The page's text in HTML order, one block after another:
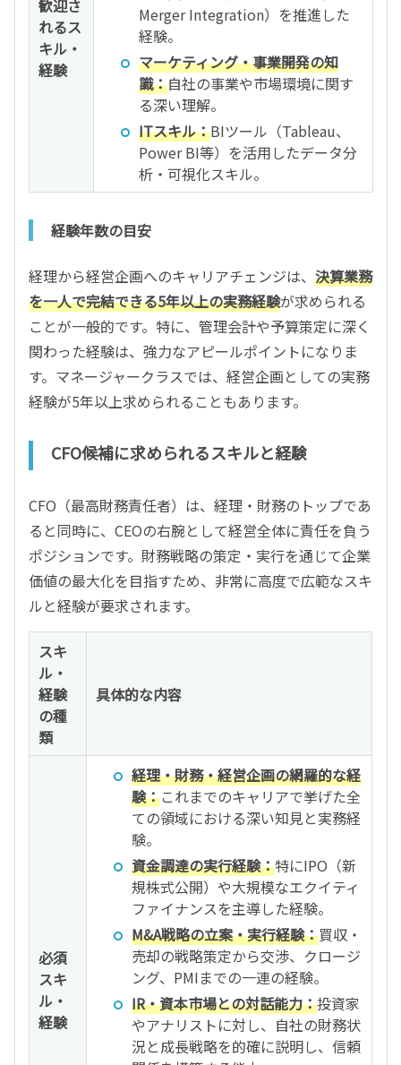
歓迎さ
れるス
キル・
経験
Merger Integration）を推進した
経験。
マーケティング・事業開発の知
識：自社の事業や市場環境に関す
る深い理解。
ITスキル：BIツール（Tableau、
Power BI等）を活用したデータ分
析・可視化スキル。
経験年数の目安
経理から経営企画へのキャリアチェンジは、 決算業務
を一人で完結できる5年以上の実務経験が求められる
ことが一般的です。特に、管理会計や予算策定に深く
関わった経験は、強力なアピールポイントになりま
す。マネージャークラスでは、経営企画としての実務
経験が5年以上求められることもあります。
CFO候補に求められるスキルと経験
CFO（最高財務責任者）は、経理・財務のトップであ
ると同時に、CEOの右腕として経営全体に責任を負う
ポジションです。財務戦略の策定・実行を通じて企業
価値の最大化を目指すため、非常に高度で広範なスキ
ルと経験が要求されます。
スキ
ル・
経験
の種
類
具体的な内容
必須
スキ
ル・
経験
経理・財務・経営企画の網羅的な経
験：これまでのキャリアで挙げた全
ての領域における深い知見と実務経
験。
資金調達の実行経験：特にIPO（新
規株式公開）や大規模なエクイティ
ファイナンスを主導した経験。
M&A戦略の立案・実行経験：買収・
売却の戦略策定から交渉、クロージ
ング、PMIまでの一連の経験。
IR・資本市場との対話能力：投資家
やアナリストに対し、自社の財務状
況と成長戦略を的確に説明し、信頼